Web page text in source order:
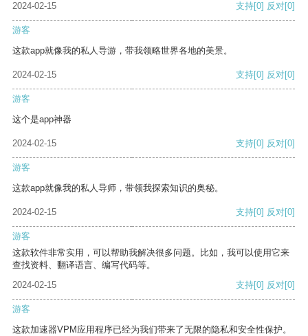
2024-02-15 支持[0] 反对[0]
游客
这款app就像我的私人导游，带我领略世界各地的美景。
2024-02-15 支持[0] 反对[0]
游客
这个是app神器
2024-02-15 支持[0] 反对[0]
游客
这款app就像我的私人导师，带领我探索知识的奥秘。
2024-02-15 支持[0] 反对[0]
游客
这款软件非常实用，可以帮助我解决很多问题。比如，我可以使用它来
查找资料、翻译语言、编写代码等。
2024-02-15
支持[0] 反对[0]
游客
这款加速器VPM应用程序已经为我们带来了无限的隐私和安全性保护。